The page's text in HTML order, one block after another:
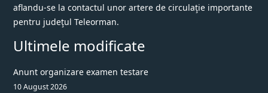
aflandu-se la contactul unor artere de circulaţie importante
pentru judeţul Teleorman.
Ultimele modificate
Anunt organizare examen testare
10 August 2026